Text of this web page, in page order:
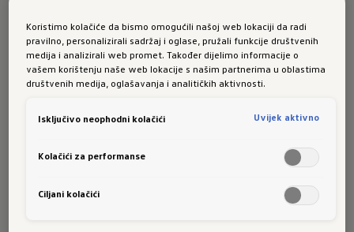
Head-up Display
Opcijski Head-up display pretvara jedan dio
kojoj se prikazuju brzina, obavijesti sistema
projekcijske se površine informacije mogu vrlo
Koristimo kolačiće da bismo omogućili našoj web lokaciji da radi
pravilno, personalizirali sadržaj i oglase, pružali funkcije društvenih
medija i analizirali web promet. Također dijelimo informacije o
vašem korištenju naše web lokacije s našim partnerima u oblastima
društvenih medija, oglašavanja i analitičkih aktivnosti.
Isključivo neophodni kolačići Uvijek aktivno
Kolačići za performanse
Ciljani kolačići